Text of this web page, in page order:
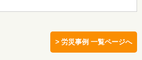
> 労災事例 一覧ページへ